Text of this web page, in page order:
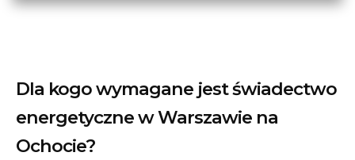
Dla kogo wymagane jest świadectwo
energetyczne w Warszawie na
Ochocie?